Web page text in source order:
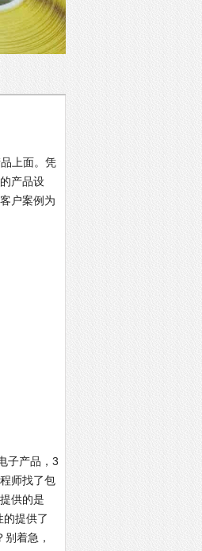
上面。凭
产品设
户案例为
子产品，3
师找了包
供的是
提供了
着急，